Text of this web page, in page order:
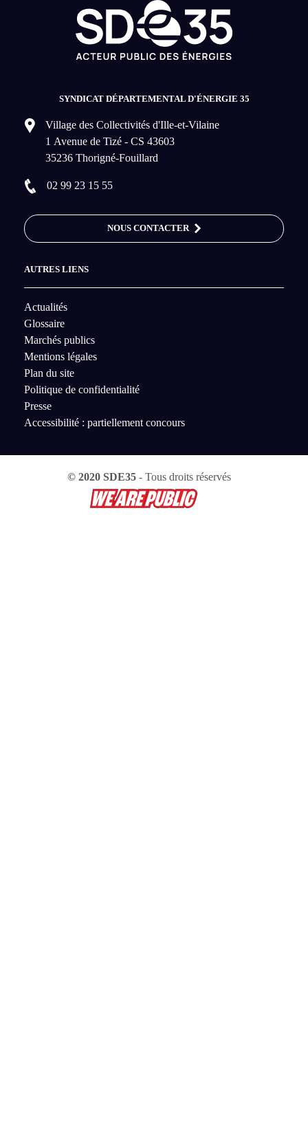
SYNDICAT DÉPARTEMENTAL D'ÉNERGIE 35
Village des Collectivités d'Ille-et-Vilaine
1 Avenue de Tizé - CS 43603
35236 Thorigné-Fouillard
02 99 23 15 55
NOUS CONTACTER
AUTRES LIENS
Actualités
Glossaire
Marchés publics
Mentions légales
Plan du site
Politique de confidentialité
Presse
Accessibilité : partiellement concours
© 2020 SDE35- Tous droits réservés